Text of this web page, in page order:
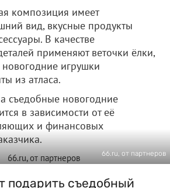
композиция имеет
вид, вкусные продукты
В качестве
применяют веточки ёлки,
игрушки
из атласа.
съедобные новогодние
в зависимости от её
и финансовых
66.ru, от партнеров
подарить съедобный